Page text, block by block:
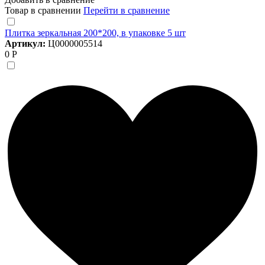
Товар в сравнении Перейти в сравнение
Плитка зеркальная 200*200, в упаковке 5 шт
Артикул: Ц0000005514
0 Р